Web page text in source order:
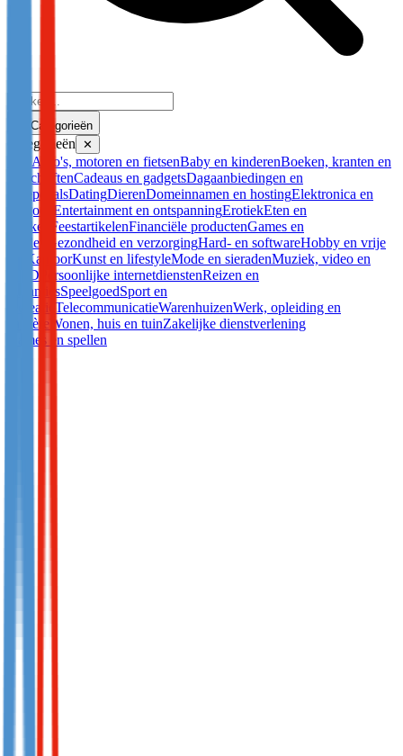
Categorieën
Categorieën ✕
Auto's, motoren en fietsenBaby en kinderenBoeken, kranten en
tijdschriftenCadeaus en gadgetsDagaanbiedingen en
groepdealsDatingDierenDomeinnamen en hostingElektronica en
witgoed
Entertainment en ontspanningErotiekEten en
drinken
FeestartikelenFinanciële productenGames en
spellen
Gezondheid en verzorgingHard- en softwareHobby en vrije
KantoorKunst en lifestyleMode en sieradenMuziek, video en
DVD Persoonlijke internetdienstenReizen en
vakantiesSpeelgoedSport en
recreatie TelecommunicatieWarenhuizenWerk, opleiding en
carrière Wonen, huis en tuinZakelijke dienstverlening
Games en spellen